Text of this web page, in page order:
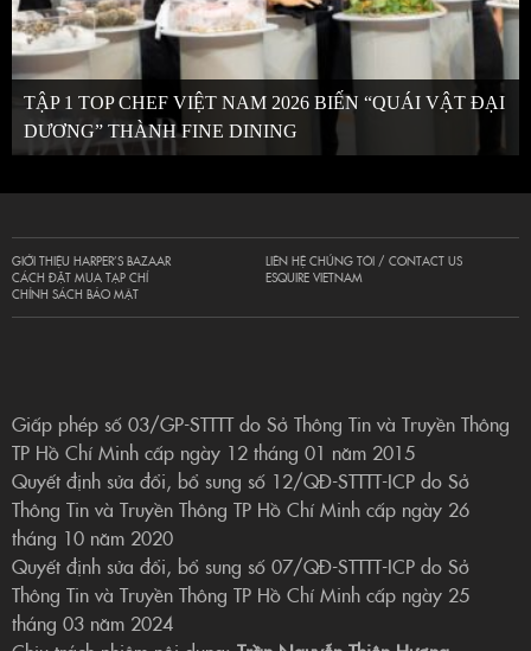
TẬP 1 TOP CHEF VIỆT NAM 2026 BIẾN “QUÁI VẬT ĐẠI
DƯƠNG” THÀNH FINE DINING
GIỚI THIỆU HARPER’S BAZAAR
CÁCH ĐẶT MUA TẠP CHÍ
CHÍNH SÁCH BẢO MẬT
LIÊN HỆ CHÚNG TÔI / CONTACT US
ESQUIRE VIETNAM
Giấp phép số 03/GP-STTTT do Sở Thông Tin và Truyền Thông
TP Hồ Chí Minh cấp ngày 12 tháng 01 năm 2015
Quyết định sửa đổi, bổ sung số 12/QĐ-STTTT-ICP do Sở
Thông Tin và Truyền Thông TP Hồ Chí Minh cấp ngày 26
tháng 10 năm 2020
Quyết định sửa đổi, bổ sung số 07/QĐ-STTTT-ICP do Sở
Thông Tin và Truyền Thông TP Hồ Chí Minh cấp ngày 25
tháng 03 năm 2024